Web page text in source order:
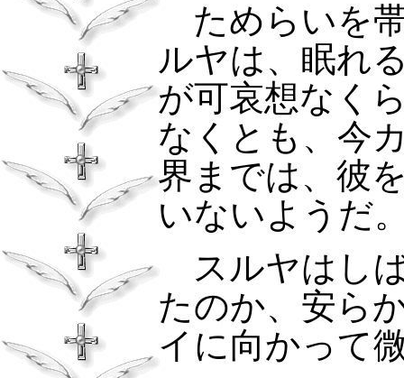
ためらいを
ルヤは、眠れ
が可哀想なく
なくとも、今
界までは、彼
いないようだ
スルヤはし
たのか、安ら
イに向かって